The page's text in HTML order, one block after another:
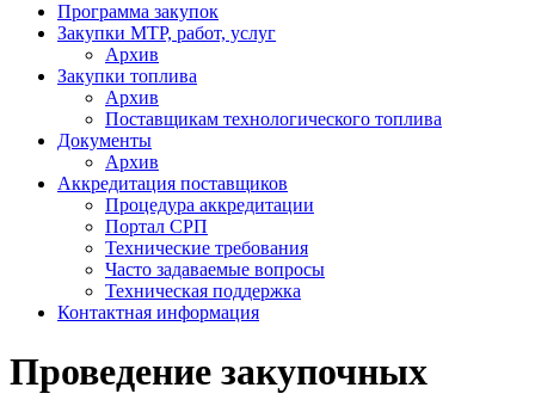
Программа закупок
Закупки МТР, работ, услуг
Архив
Закупки топлива
Архив
Поставщикам технологического топлива
Документы
Архив
Аккредитация поставщиков
Процедура аккредитации
Портал СРП
Технические требования
Часто задаваемые вопросы
Техническая поддержка
Контактная информация
Проведение закупочных